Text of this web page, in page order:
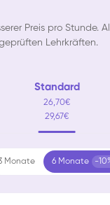
Preis pro Stunde.
Lehrkräften.
Standard
26,70€
29,67€
Monate 6 Monate -